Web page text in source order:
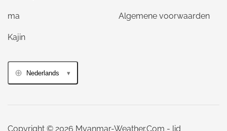
ma
Kajin
Algemene voorwaarden
Nederlands
Copyright © 2026 Myanmar-Weather.Com - lid